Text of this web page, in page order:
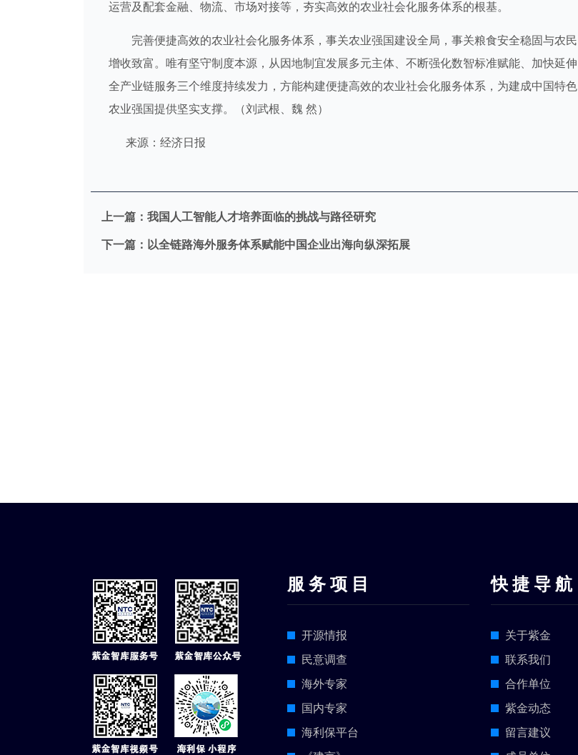
运营及配套金融、物流、市场对接等，夯实高效的农业社会化服务体系的根基。
完善便捷高效的农业社会化服务体系，事关农业强国建设全局，事关粮食安全稳固与农民
增收致富。唯有坚守制度本源，从因地制宜发展多元主体、不断强化数智标准赋能、加快延伸
全产业链服务三个维度持续发力，方能构建便捷高效的农业社会化服务体系，为建成中国特色
农业强国提供坚实支撑。（刘武根、魏 然）
来源：经济日报
上一篇： 我国人工智能人才培养面临的挑战与路径研究
下一篇： 以全链路海外服务体系赋能中国企业出海向纵深拓展
服 务 项 目
开源情报
民意调查
海外专家
国内专家
海利保平台
快 捷 导 航
关于紫金
联系我们
合作单位
紫金动态
留言建议